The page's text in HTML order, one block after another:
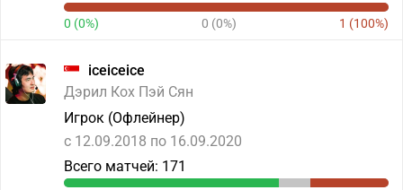
0 (0%) 0 (0%) 1 (100%)
iceiceice
Дэрил Кох Пэй Сян
Игрок (Офлейнер)
c 12.09.2018 по 16.09.2020
Всего матчей: 171